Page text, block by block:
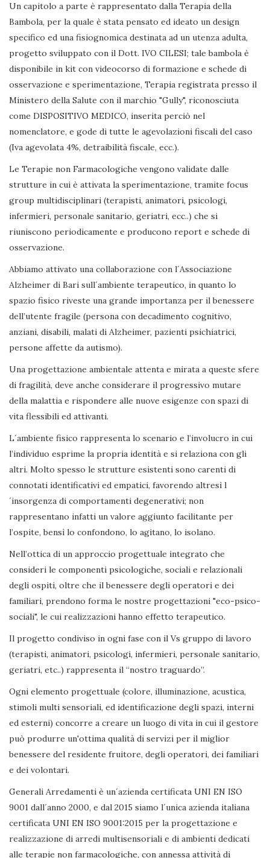
Un capitolo a parte è rappresentato dalla Terapia della
Bambola, per la quale è stata pensato ed ideato un design
specifico ed una fisiognomica destinata ad un utenza adulta,
progetto sviluppato con il Dott. IVO CILESI; tale bambola è
disponibile in kit con videocorso di formazione e schede di
osservazione e sperimentazione, Terapia registrata presso il
Ministero della Salute con il marchio "Gully", riconosciuta
come DISPOSITIVO MEDICO, inserita perciò nel
nomenclatore, e gode di tutte le agevolazioni fiscali del caso
(Iva agevolata 4%, detraibilità fiscale, ecc.).
Le Terapie non Farmacologiche vengono validate dalle
strutture in cui è attivata la sperimentazione, tramite focus
group multidisciplinari (terapisti, animatori, psicologi,
infermieri, personale sanitario, geriatri, ecc..) che si
riuniscono periodicamente e producono report e schede di
osservazione.
Abbiamo attivato una collaborazione con l´Associazione
Alzheimer di Bari sull´ambiente terapeutico, in quanto lo
spazio fisico riveste una grande importanza per il benessere
dell’utente fragile (persona con decadimento cognitivo,
anziani, disabili, malati di Alzheimer, pazienti psichiatrici,
persone affette da autismo).
Una progettazione ambientale attenta e mirata a queste sfere
di fragilità, deve anche considerare il progressivo mutare
della malattia e rispondere alle nuove esigenze con spazi di
vita flessibili ed attivanti.
L´ambiente fisico rappresenta lo scenario e l’involucro in cui
l’individuo esprime la propria identità e si relaziona con gli
altri. Molto spesso le strutture esistenti sono carenti di
connotati identificativi ed empatici, favorendo altresì l
´insorgenza di comportamenti degenerativi; non
rappresentano infatti un valore aggiunto facilitante per
l’ospite, bensì lo confondono, lo agitano, lo isolano.
Nell’ottica di un approccio progettuale integrato che
consideri le componenti psicologiche, sociali e relazionali
degli ospiti, oltre che il benessere degli operatori e dei
familiari, prendono forma le nostre progettazioni "eco-psico-
sociali", le cui realizzazioni hanno effetto terapeutico.
Il progetto condiviso in ogni fase con il Vs gruppo di lavoro
(terapisti, animatori, psicologi, infermieri, personale sanitario,
geriatri, etc..) rappresenta il “nostro traguardo”.
Ogni elemento progettuale (colore, illuminazione, acustica,
stimoli multi sensoriali, ed identificazione degli spazi, interni
ed esterni) concorre a creare un luogo di vita in cui il gestore
può produrre un'ottima qualità di servizi per il miglior
benessere del residente fruitore, degli operatori, dei familiari
e dei volontari.
Generali Arredamenti è un´azienda certificata UNI EN ISO
9001 dall´anno 2000, e dal 2015 siamo l´unica azienda italiana
certificata UNI EN ISO 9001:2015 per la progettazione e
realizzazione di arredi multisensoriali e di ambienti dedicati
alle terapie non farmacologiche, con annessa attività di